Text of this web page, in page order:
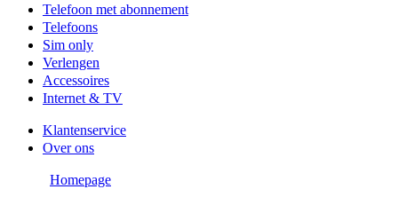
Telefoon met abonnement
Telefoons
Sim only
Verlengen
Accessoires
Internet & TV
Klantenservice
Over ons
Homepage